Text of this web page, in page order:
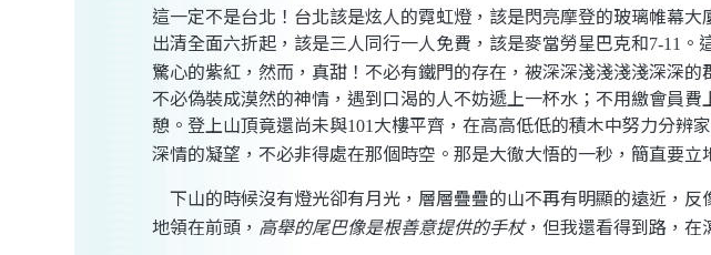
這一定不是台北！台北該是炫人的霓虹燈，該是閃亮摩登的玻璃帷幕大
出清全面六折起，該是三人同行一人免費，該是麥當勞星巴克和7-11 。
驚心的紫紅，然而，真甜！不必有鐵門的存在，被深深淺淺淺淺深深
不必偽裝成漠然的神情，遇到口渴的人不妨遞上一杯水；不用繳會員
憩。登上山頂竟還尚未與101 大樓平齊，在高高低低的積木中努力分辨
深情的凝望，不必非得處在那個時空。那是大徹大悟的一秒，簡直要立
下山的時候沒有燈光卻有月光，層層疊疊的山不再有明顯的遠近，
地領在前頭， 高舉的尾巴像是根善意提供的手杖，但我還看得到路，在